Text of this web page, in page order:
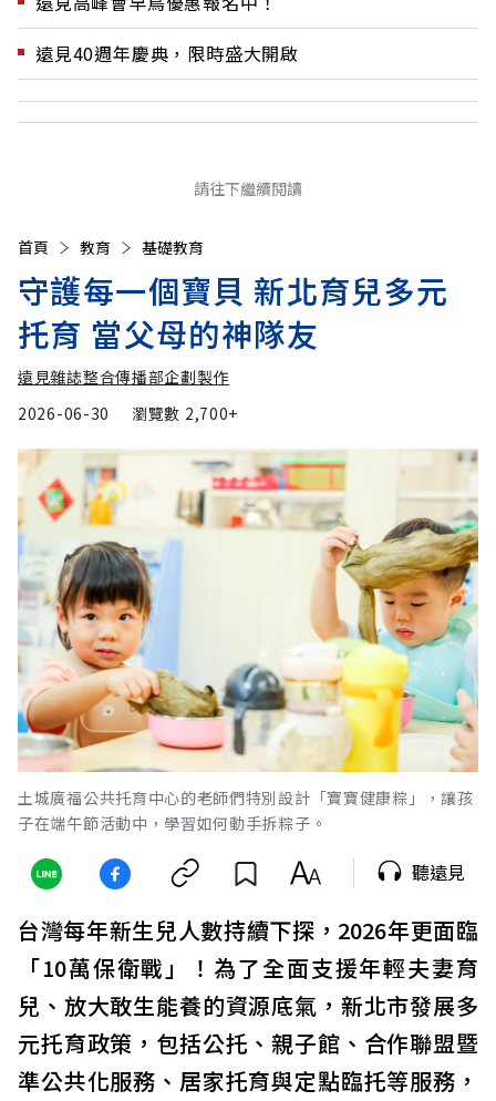
遠見40週年慶典，限時盛大開啟
請往下繼續閱讀
首頁 教育 基礎教育
守護每一個寶貝 新北育兒多元
托育 當父母的神隊友
遠見雜誌整合傳播部企劃製作
2026-06-30
瀏覽數 2,700+
土城廣福公共托育中心的老師們特別設計「寶寶健康粽」，讓孩
子在端午節活動中，學習如何動手拆粽子。
聽遠見
台灣每年新生兒人數持續下探，2026年更面臨
「10萬保衛戰」！為了全面支援年輕夫妻育
兒、放大敢生能養的資源底氣，新北市發展多
元托育政策，包括公托、親子館、合作聯盟暨
準公共化服務、居家托育與定點臨托等服務，